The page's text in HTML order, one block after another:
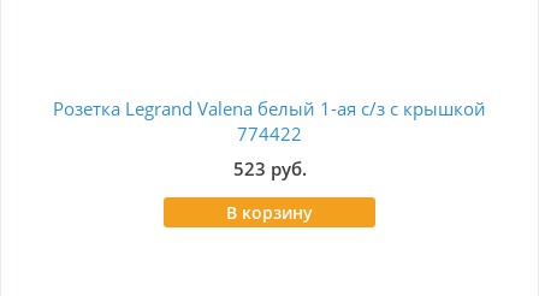
Розетка Legrand Valena белый 1-ая с/з с крышкой
774422
523 руб.
В корзину